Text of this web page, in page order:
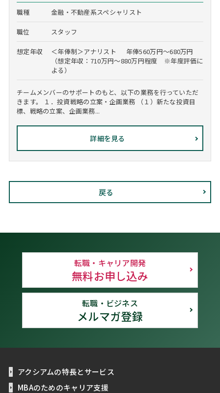
職種 金融・不動産系スペシャリスト
職位 スタッフ
想定年収
＜年俸制＞アナリスト 年俸560万円～680万円
（想定年収：710万円～880万円程度 ※年度評価に
よる）
チームメンバーのサポートのもと、以下の業務を行っていただ
きます。 １．投資戦略の立案・企画業務 （１）新たな投資目
標、戦略の立案、企画業務...
詳細を見る
戻る
転職・キャリア開発
無料お申し込み
転職・ビジネス
メルマガ登録
アクシアムの特長とサービス
MBAのためのキャリア支援